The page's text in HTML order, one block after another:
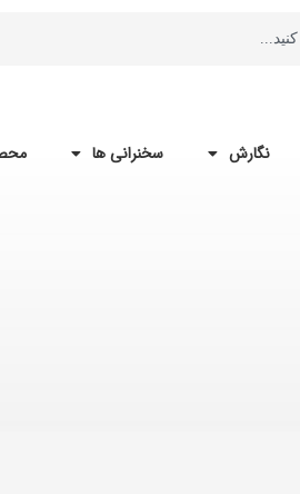
نگارش سخنرانی ها